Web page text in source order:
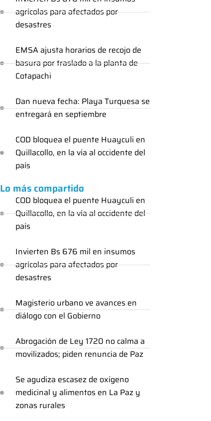
agrícolas para afectados por
desastres
EMSA ajusta horarios de recojo de
basura por traslado a la planta de
Cotapachi
Dan nueva fecha: Playa Turquesa se
entregará en septiembre
COD bloquea el puente Huayculi en
Quillacollo, en la vía al occidente del
país
Lo más compartido
COD bloquea el puente Huayculi en
Quillacollo, en la vía al occidente del
país
Invierten Bs 676 mil en insumos
agrícolas para afectados por
desastres
Magisterio urbano ve avances en
diálogo con el Gobierno
Abrogación de Ley 1720 no calma a
movilizados; piden renuncia de Paz
Se agudiza escasez de oxígeno
medicinal y alimentos en La Paz y
zonas rurales